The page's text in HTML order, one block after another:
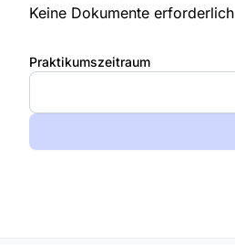
Keine Dokumente erforderlich
Praktikumszeitraum